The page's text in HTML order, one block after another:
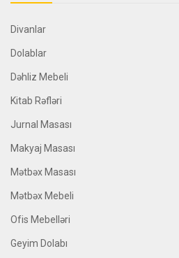
Divanlar
Dolablar
Dəhliz Mebeli
Kitab Rəfləri
Jurnal Masası
Makyaj Masası
Mətbəx Masası
Mətbəx Mebeli
Ofis Mebelləri
Geyim Dolabı